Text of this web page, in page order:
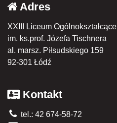
Adres
XXIII Liceum Ogólnokształcące
im. ks.prof. Józefa Tischnera
al. marsz. Piłsudskiego 159
92-301 Łódź
Kontakt
tel.: 42 674-58-72